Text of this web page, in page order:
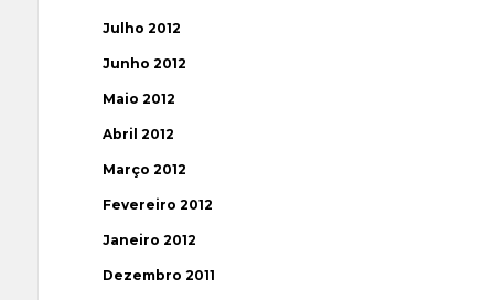
Julho 2012
Junho 2012
Maio 2012
Abril 2012
Março 2012
Fevereiro 2012
Janeiro 2012
Dezembro 2011